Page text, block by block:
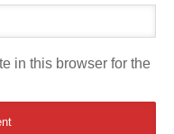
in this browser for the